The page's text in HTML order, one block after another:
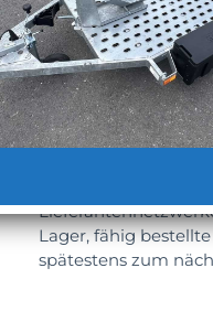
preiswert ihre
Jederzeit stehen wir
kompetenten
Kunden profitieren
Know-how
frischen Impulsen
Lager, fähig
spätestens zum